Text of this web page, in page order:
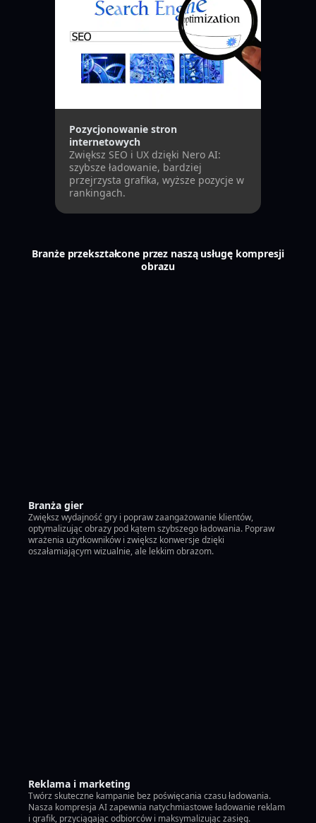
Pozycjonowanie stron
internetowych
Zwiększ SEO i UX dzięki Nero AI:
szybsze ładowanie, bardziej
przejrzysta grafika, wyższe pozycje w
rankingach.
Branże przekształcone przez naszą usługę kompresji
obrazu
Branża gier
Zwiększ wydajność gry i popraw zaangażowanie klientów,
optymalizując obrazy pod kątem szybszego ładowania. Popraw
wrażenia użytkowników i zwiększ konwersje dzięki
oszałamiającym wizualnie, ale lekkim obrazom.
Reklama i marketing
Twórz skuteczne kampanie bez poświęcania czasu ładowania.
Nasza kompresja AI zapewnia natychmiastowe ładowanie reklam
i grafik, przyciągając odbiorców i maksymalizując zasięg.